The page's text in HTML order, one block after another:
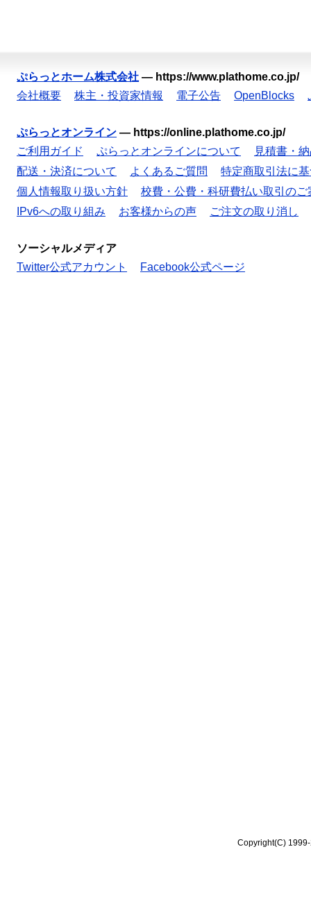
ぷらっとホーム株式会社 — https://www.plathome.co.jp/
会社概要
株主・投資家情報 電子公告 OpenBlocks
ぷらっとオンライン — https://online.plathome.co.jp/
ご利用ガイド
ぷらっとオンラインについて
見積書・
配送・決済について
よくあるご質問
特定商取引法に
個人情報取り扱い方針
校費・公費・科研費払い取引のご
IPv6への取り組み
お客様からの声 ご注文の取り消し
ソーシャルメディア
Twitter公式アカウント
Facebook公式ページ
Copyright(C)